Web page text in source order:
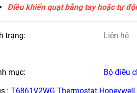
Điều khiển quạt bằng tay hoặc tự
trạng: Liên hệ
mục:
Bộ điều
: T6861V2WG Thermostat Honeywell